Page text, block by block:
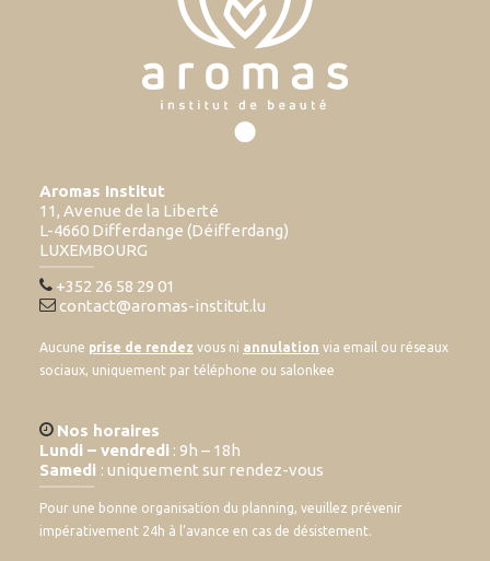
Aromas Institut
11, Avenue de la Liberté
L-4660 Differdange (Déifferdang)
LUXEMBOURG
+352 26 58 29 01
contact@aromas-institut.lu
Aucune prise de rendez vous ni annulation via email ou réseaux
sociaux, uniquement par téléphone ou salonkee
Nos horaires
Lundi – vendredi : 9h – 18h
Samedi : uniquement sur rendez-vous
Pour une bonne organisation du planning, veuillez prévenir
impérativement 24h à l’avance en cas de désistement.